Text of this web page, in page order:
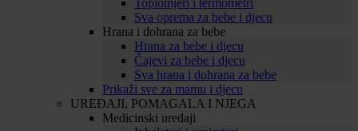
Toplomjeri i termometri
Sva oprema za bebe i djecu
Hrana i dohrana za bebe
Hrana za bebe i djecu
Čajevi za bebe i djecu
Sva hrana i dohrana za bebe
Prikaži sve za mamu i djecu
UREĐAJI, POMAGALA I NJEGA
Medicinski uređaji